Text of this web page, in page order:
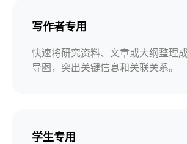
写作者专用
快速将研究资料、文章或大纲整理
导图，突出关键信息和关联关系。
学生专用